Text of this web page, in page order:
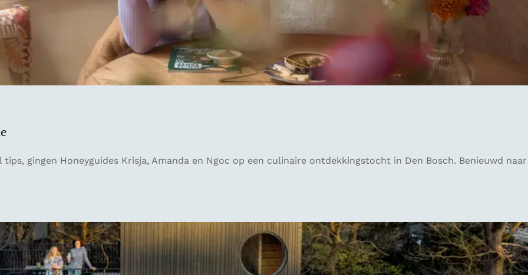
gingen Honeyguides Krisja, Amanda en Ngoc op een culinaire ontdekkingstocht in Den Bosch. Benieuwd naar